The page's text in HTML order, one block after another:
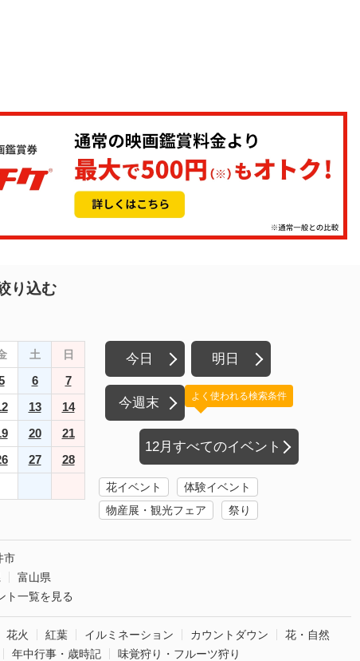
り込む
土 日
6
7
13
14
20
21
27
28
今日 明日
今週末
12月すべてのイベント
よく使われる検索条件
花イベント
体験イベント
物産展・観光フェア
祭り
市
富山県
ト一覧を見る
花火 紅葉 イルミネーション カウントダウン
花・自然
年中行事・歳時記
味覚狩り・フルーツ狩り